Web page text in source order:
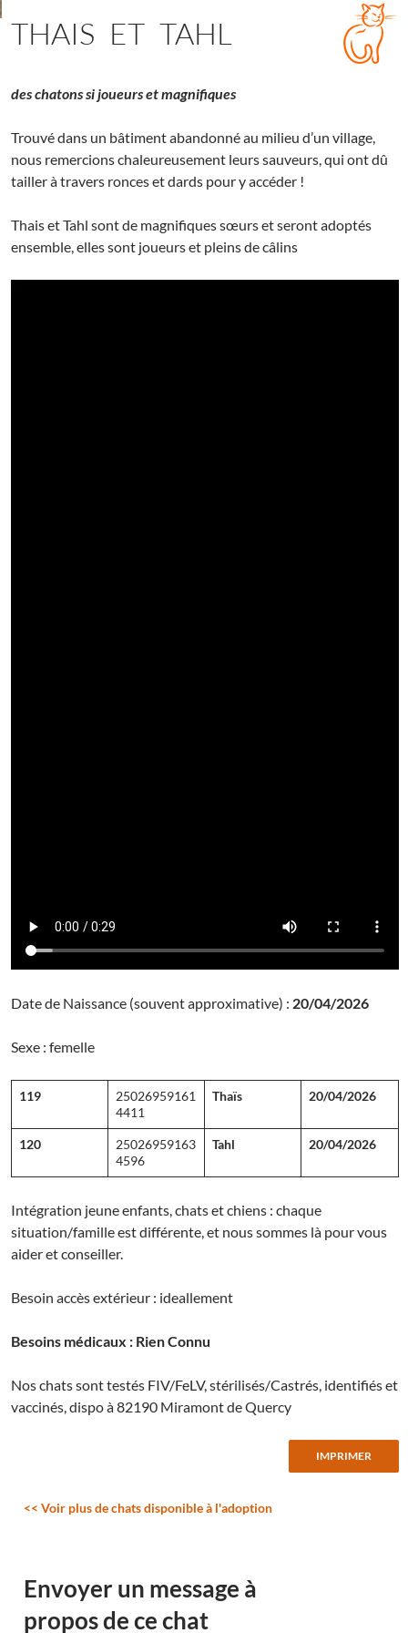
THAIS ET TAHL
des chatons si joueurs et magnifiques
Trouvé dans un bâtiment abandonné au milieu d’un village,
nous remercions chaleureusement leurs sauveurs, qui ont dû
tailler à travers ronces et dards pour y accéder !
Thais et Tahl sont de magnifiques sœurs et seront adoptés
ensemble, elles sont joueurs et pleins de câlins
Date de Naissance (souvent approximative) : 20/04/2026
Sexe : femelle
119
25026959161
4411
Thaïs 20/04/2026
120
25026959163
4596
Tahl 20/04/2026
Intégration jeune enfants, chats et chiens : chaque
situation/famille est différente, et nous sommes là pour vous
aider et conseiller.
Besoin accès extérieur : ideallement
Besoins médicaux : Rien Connu
Nos chats sont testés FIV/FeLV, stérilisés/Castrés, identifiés et
vaccinés, dispo à 82190 Miramont de Quercy
<< Voir plus de chats disponible à l'adoption
Envoyer un message à
propos de ce chat